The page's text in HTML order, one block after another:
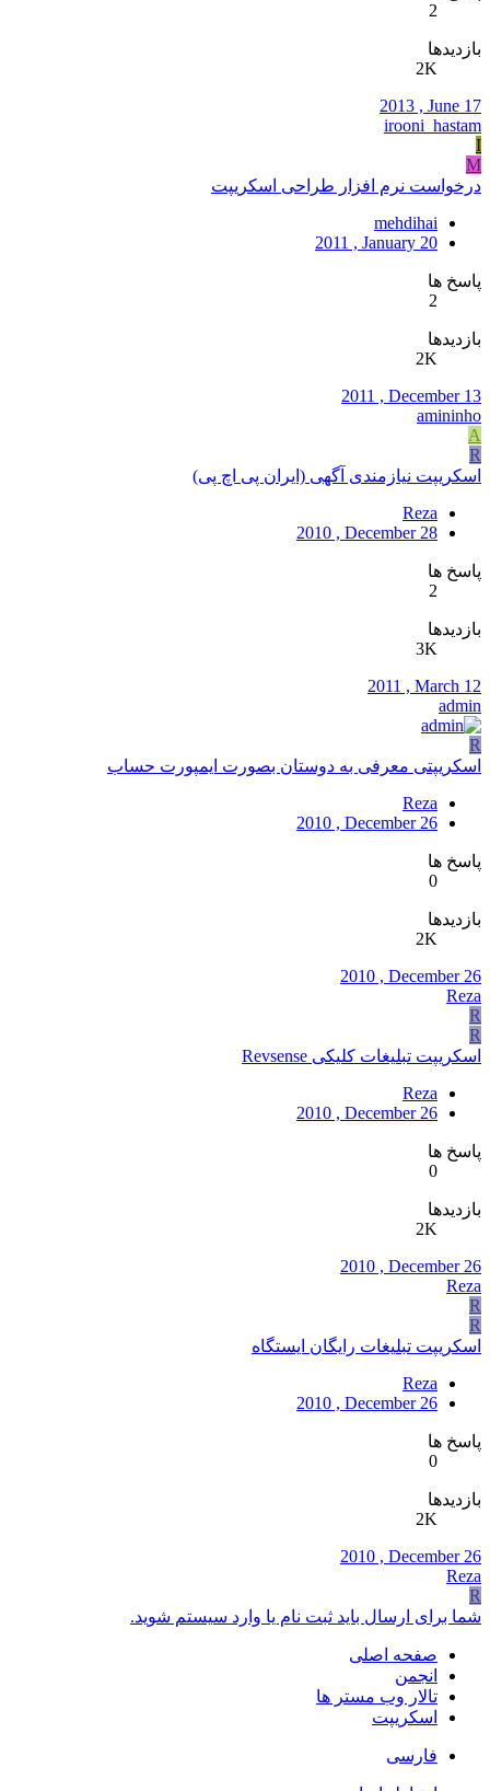
2
بازدیدها
2K
2013 , June 17
irooni_hastam
I
M
درخواست نرم افزار طراحی اسکریپت
mehdihai
2011 , January 20
پاسخ ها
2
بازدیدها
2K
2011 , December 13
amininho
A
R
اسکریپت نیازمندی آگهی (ایران پی اچ پی)
Reza
2010 , December 28
پاسخ ها
2
بازدیدها
3K
2011 , March 12
admin
R
اسکریپتی معرفی به دوستان بصورت ایمپورت حساب
Reza
2010 , December 26
پاسخ ها
0
بازدیدها
2K
2010 , December 26
Reza
R
R
اسکریپت تبلیغات کلیکی Revsense
Reza
2010 , December 26
پاسخ ها
0
بازدیدها
2K
2010 , December 26
Reza
R
R
اسکریپت تبلیغات رایگان ایستگاه
Reza
2010 , December 26
پاسخ ها
0
بازدیدها
2K
2010 , December 26
Reza
R
شما برای ارسال باید ثبت نام یا وارد سیستم شوید.
صفحه اصلی
انجمن
تالار وب مستر ها
اسکریپت
فارسی